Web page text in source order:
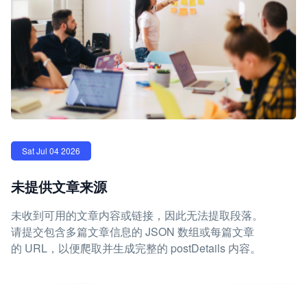
Sat Jul 04 2026
未提供文章来源
未收到可用的文章内容或链接，因此无法提取段落。
请提交包含多篇文章信息的 JSON 数组或每篇文章
的 URL，以便爬取并生成完整的 postDetails 内容。